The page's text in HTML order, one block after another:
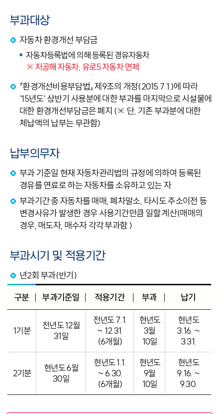
부과대상
자동차 환경개선 부담금
자동차등록법에 의해 등록된 경유자동차
※ 저공해 자동차, 유로5 자동차 면제
『환경개선비용부담법』 제9조의 개정(2015.7.1.)에 따라
'15년도' 상반기 사용분에 대한 부과를 마지막으로 시설물에
대한 환경개선부담금은 폐지 (※ 단, 기존 부과분에 대한
체납액의 납부는 무관함)
납부의무자
부과 기준일 현재 자동차관리법의 규정에 의하여 등록된
경유를 연료로 하는 자동차를 소유하고 있는 자
부과기간 중 자동차를 매매, 폐차말소, 타시도 주소이전 등
변경사유가 발생한 경우 사용기간만큼 일할 계산(매매의
경우, 매도자, 매수자 각각 부과함.)
부과시기 및 적용기간
년2회 부과(반기)
구분
부과기준일 적용기간 부과 납기
1기분
전년도 12월
31일
전년도 7.1.
~ 12.31.
(6개월)
현년도
3월
10일
현년도
3.16. ~
3.31.
2기분
현년도 6월
30일
현년도 1.1.
~ 6.30.
(6개월)
현년도
9월
10일
현년도
9.16. ~
9.30.